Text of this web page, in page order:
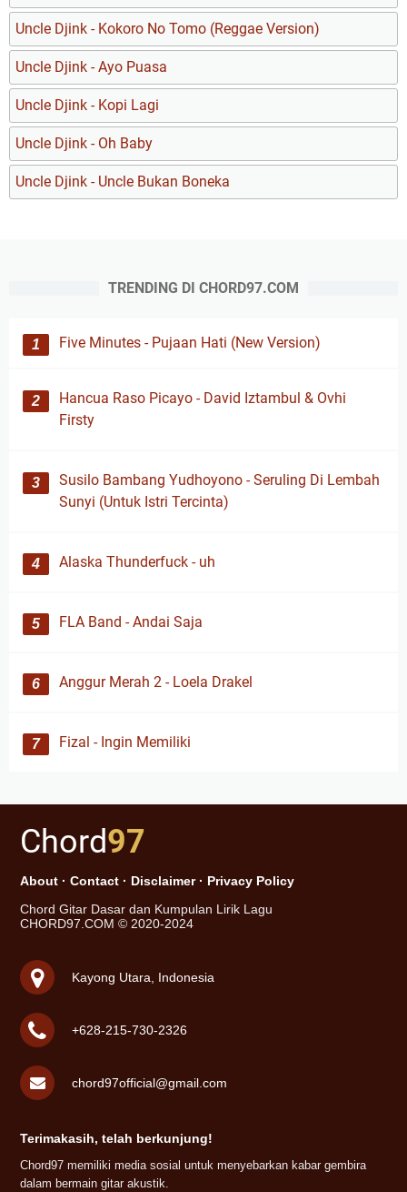
Uncle Djink - Kokoro No Tomo (Reggae Version)
Uncle Djink - Ayo Puasa
Uncle Djink - Kopi Lagi
Uncle Djink - Oh Baby
Uncle Djink - Uncle Bukan Boneka
TRENDING DI CHORD97.COM
Five Minutes - Pujaan Hati (New Version)
Hancua Raso Picayo - David Iztambul & Ovhi
Firsty
Susilo Bambang Yudhoyono - Seruling Di Lembah
Sunyi (Untuk Istri Tercinta)
Alaska Thunderfuck - uh
FLA Band - Andai Saja
Anggur Merah 2 - Loela Drakel
Fizal - Ingin Memiliki
Chord97
About · Contact · Disclaimer· Privacy Policy
Chord Gitar Dasar dan Kumpulan Lirik Lagu
CHORD97.COM © 2020-2024
Kayong Utara, Indonesia
+628-215-730-2326
chord97official@gmail.com
Terimakasih, telah berkunjung!
Chord97 memiliki media sosial untuk menyebarkan kabar gembira
dalam bermain gitar akustik.